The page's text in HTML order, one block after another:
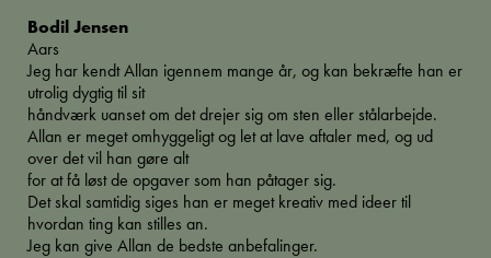
Bodil Jensen
Aars
Jeg har kendt Allan igennem mange år, og kan bekræfte han er
utrolig dygtig til sit
håndværk uanset om det drejer sig om sten eller stålarbejde.
Allan er meget omhyggeligt og let at lave aftaler med, og ud
over det vil han gøre alt
for at få løst de opgaver som han påtager sig.
Det skal samtidig siges han er meget kreativ med ideer til
hvordan ting kan stilles an.
Jeg kan give Allan de bedste anbefalinger.